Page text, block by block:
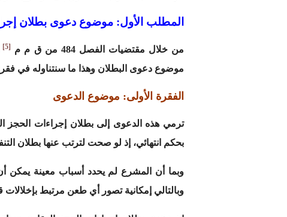
المطلب الأول: موضوع دعوى بطلان
من خلال مقتضيات الفصل 484 من ق م م [5]
موضوع دعوى البطلان وهذا ما سنتناوله في
الفقرة الأولى: موضوع الدعوى
ترمي هذه الدعوى إلى بطلان إجراءات الحجز
بحكم انتهائي، إذ لو صحت لترتب عنها بطلان
وبما أن المشرع لم يحدد أسباب معينة يمكن
وبالتالي إمكانية تصور أي طعن مرتبط